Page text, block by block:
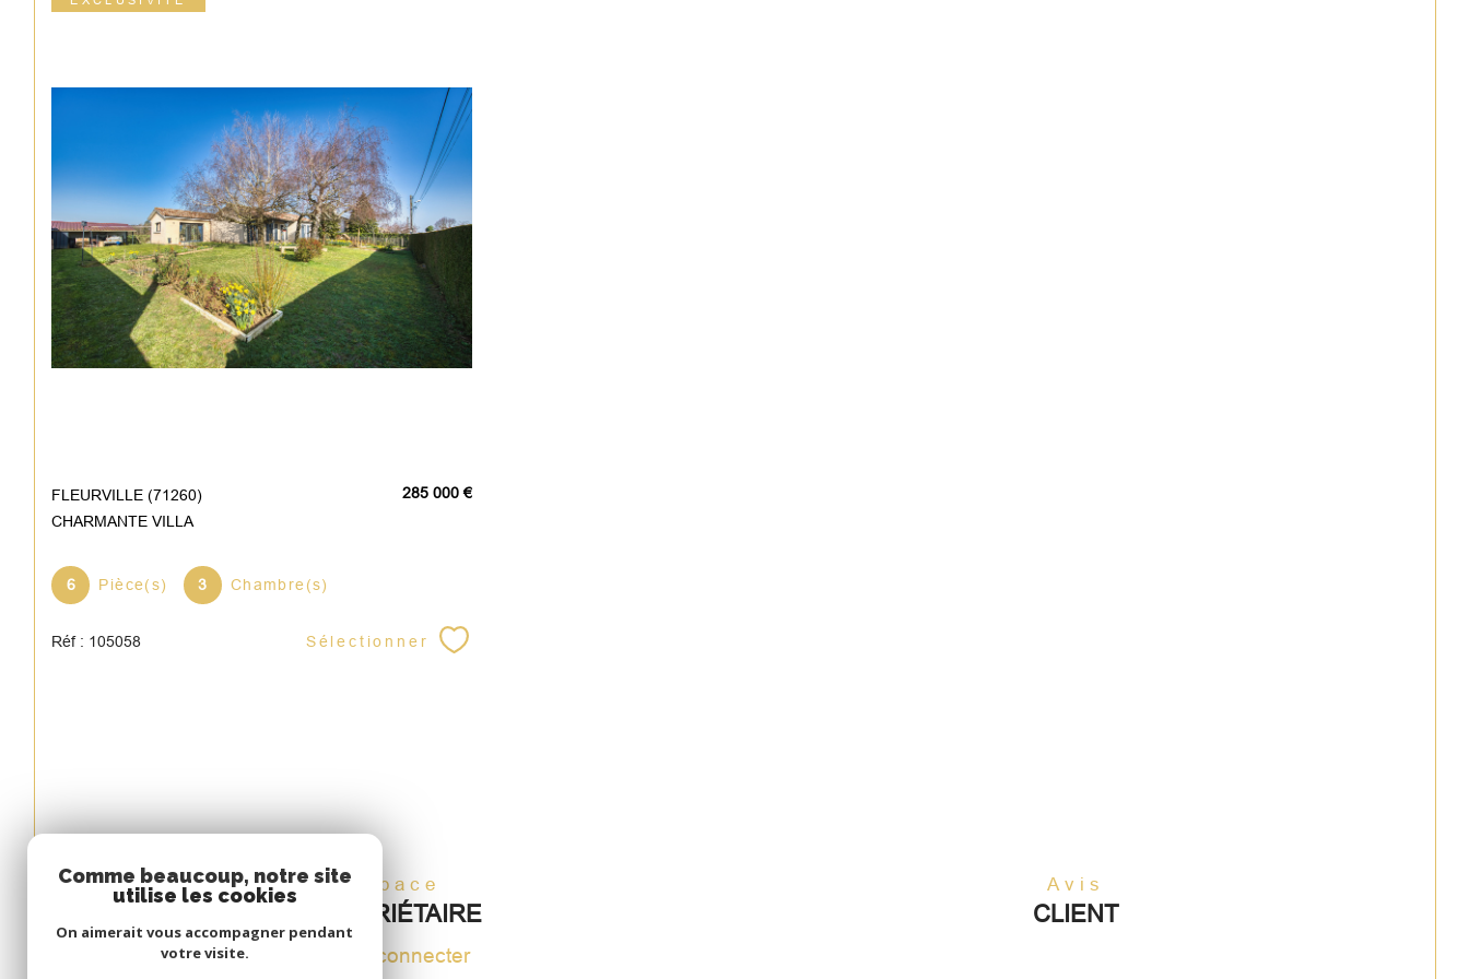
FLEURVILLE (71260)
CHARMANTE VILLA
285 000 €
6 Pièce(s) 3 Chambre(s)
Réf : 105058 Sélectionner
Espace
PROPRIÉTAIRE
Se connecter
Avis
CLIENT
Comme beaucoup, notre site
utilise les cookies
On aimerait vous accompagner pendant
votre visite.